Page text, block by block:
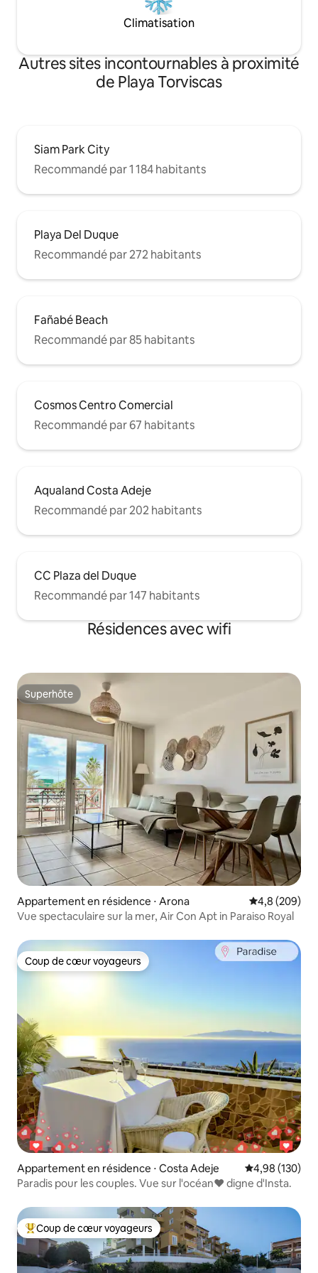
Climatisation
Autres sites incontournables à proximité
de Playa Torviscas
Siam Park City
Recommandé par 1 184 habitants
Playa Del Duque
Recommandé par 272 habitants
Fañabé Beach
Recommandé par 85 habitants
Cosmos Centro Comercial
Recommandé par 67 habitants
Aqualand Costa Adeje
Recommandé par 202 habitants
CC Plaza del Duque
Recommandé par 147 habitants
Résidences avec wifi
Superhôte
Superhôte
Appartement en résidence ⋅ Arona Évaluation
4,8 (209)
Vue spectaculaire sur la mer, Air Con Apt in Paraiso Royal
Coup de cœur voyageurs
Coup de cœur voyageurs
Appartement en résidence ⋅ Costa Adeje Évaluation
4,98 (130)
Paradis pour les couples. Vue sur l'océan❤️️ digne d'Insta.
Coups de cœur voyageurs les plus appréciés
Coup de cœur voyageurs